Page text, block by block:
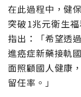
在此過程中，健
突破1兆元衛生
指出：「希望透
進癌症新藥接軌
面照顧國人健康
留任率。」